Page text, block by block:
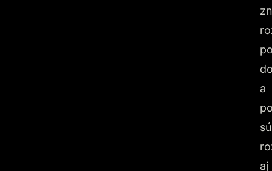
a
aj